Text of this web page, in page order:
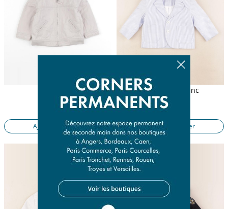
veste beige
12 mois
21,89 €
Ajouter au panier
veste bleu, blanc
12 mois
22,50 €
Ajouter au panier
-60%